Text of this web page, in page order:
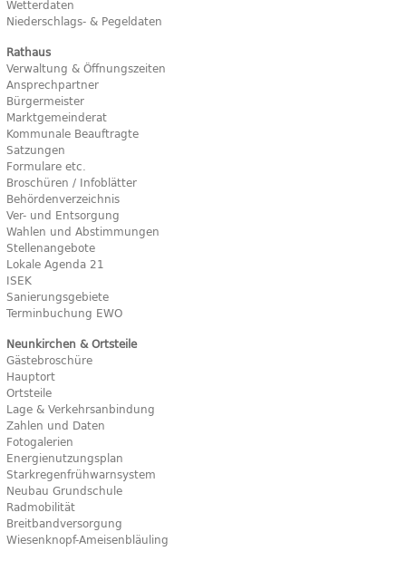
Wetterdaten
Niederschlags- & Pegeldaten
Rathaus
Verwaltung & Öffnungszeiten
Ansprechpartner
Bürgermeister
Marktgemeinderat
Kommunale Beauftragte
Satzungen
Formulare etc.
Broschüren / Infoblätter
Behördenverzeichnis
Ver- und Entsorgung
Wahlen und Abstimmungen
Stellenangebote
Lokale Agenda 21
ISEK
Sanierungsgebiete
Terminbuchung EWO
Neunkirchen & Ortsteile
Gästebroschüre
Hauptort
Ortsteile
Lage & Verkehrsanbindung
Zahlen und Daten
Fotogalerien
Energienutzungsplan
Starkregenfrühwarnsystem
Neubau Grundschule
Radmobilität
Breitbandversorgung
Wiesenknopf-Ameisenbläuling